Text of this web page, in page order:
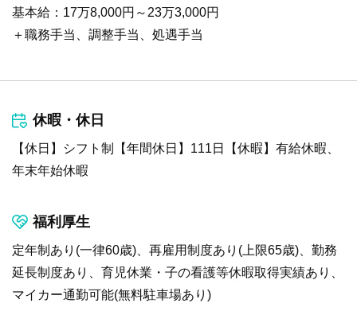
基本給：17万8,000円～23万3,000円
＋職務手当、調整手当、処遇手当
休暇・休日
【休日】シフト制【年間休日】111日【休暇】有給休暇、
年末年始休暇
福利厚生
定年制あり(一律60歳)、再雇用制度あり(上限65歳)、勤務
延長制度あり、育児休業・子の看護等休暇取得実績あり、
マイカー通勤可能(無料駐車場あり)